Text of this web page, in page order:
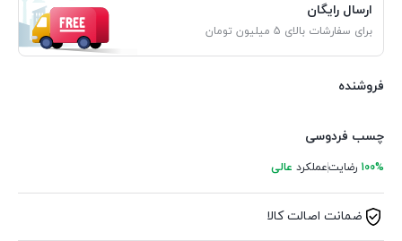
ارسال رایگان
برای سفارشات بالای 5 میلیون تومان
فروشنده
چسب فردوسی
100% رضایتعملکرد عالی
ضمانت اصالت کالا